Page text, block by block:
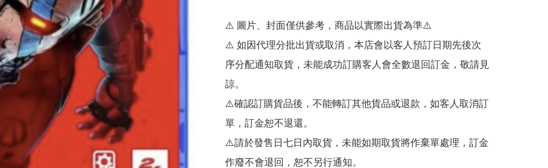
⚠️ 圖片、封面僅供參考，商品以實際出貨為準⚠️
⚠️ 如因代理分批出貨或取消，本店會以客人預訂日期先後次
序分配通知取貨，未能成功訂購客人會全數退回訂金，敬請見
諒。
⚠️確認訂購貨品後，不能轉訂其他貨品或退款，如客人取消訂
單，訂金恕不退還。
⚠️請於發售日七日內取貨，未能如期取貨將作棄單處理，訂金
作廢不會退回，恕不另行通知。